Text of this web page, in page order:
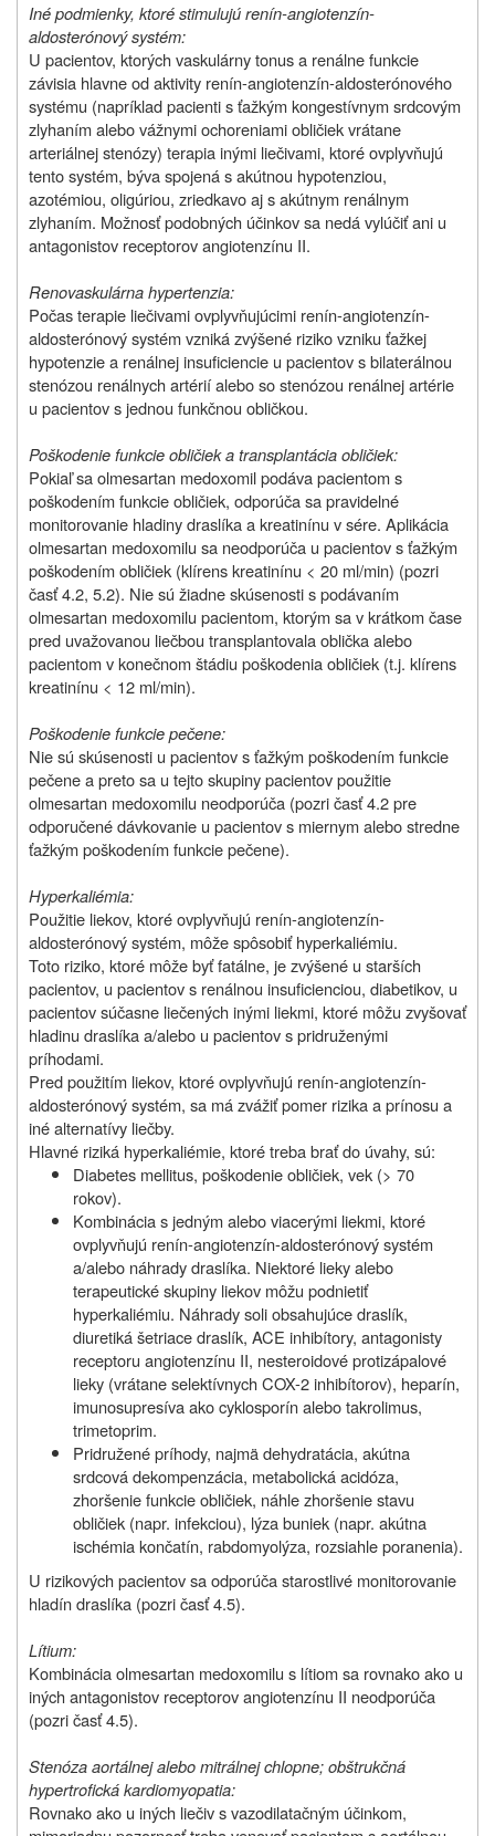
Iné podmienky, ktoré stimulujú renín-angiotenzín-
aldosterónový systém:
U pacientov, ktorých vaskulárny tonus a renálne funkcie
závisia hlavne od aktivity renín-angiotenzín-aldosterónového
systému (napríklad pacienti s ťažkým kongestívnym srdcovým
zlyhaním alebo vážnymi ochoreniami obličiek vrátane
arteriálnej stenózy) terapia inými liečivami, ktoré ovplyvňujú
tento systém, býva spojená s akútnou hypotenziou,
azotémiou, oligúriou, zriedkavo aj s akútnym renálnym
zlyhaním. Možnosť podobných účinkov sa nedá vylúčiť ani u
antagonistov receptorov angiotenzínu II.
Renovaskulárna hypertenzia:
Počas terapie liečivami ovplyvňujúcimi renín-angiotenzín-
aldosterónový systém vzniká zvýšené riziko vzniku ťažkej
hypotenzie a renálnej insuficiencie u pacientov s bilaterálnou
stenózou renálnych artérií alebo so stenózou renálnej artérie
u pacientov s jednou funkčnou obličkou.
Poškodenie funkcie obličiek a transplantácia obličiek:
Pokiaľ sa olmesartan medoxomil podáva pacientom s
poškodením funkcie obličiek, odporúča sa pravidelné
monitorovanie hladiny draslíka a kreatinínu v sére. Aplikácia
olmesartan medoxomilu sa neodporúča u pacientov s ťažkým
poškodením obličiek (klírens kreatinínu < 20 ml/min) (pozri
časť 4.2, 5.2). Nie sú žiadne skúsenosti s podávaním
olmesartan medoxomilu pacientom, ktorým sa v krátkom čase
pred uvažovanou liečbou transplantovala oblička alebo
pacientom v konečnom štádiu poškodenia obličiek (t.j. klírens
kreatinínu < 12 ml/min).
Poškodenie funkcie pečene:
Nie sú skúsenosti u pacientov s ťažkým poškodením funkcie
pečene a preto sa u tejto skupiny pacientov použitie
olmesartan medoxomilu neodporúča (pozri časť 4.2 pre
odporučené dávkovanie u pacientov s miernym alebo stredne
ťažkým poškodením funkcie pečene).
Hyperkaliémia:
Použitie liekov, ktoré ovplyvňujú renín-angiotenzín-
aldosterónový systém, môže spôsobiť hyperkaliémiu.
Toto riziko, ktoré môže byť fatálne, je zvýšené u starších
pacientov, u pacientov s renálnou insuficienciou, diabetikov, u
pacientov súčasne liečených inými liekmi, ktoré môžu zvyšovať
hladinu draslíka a/alebo u pacientov s pridruženými
príhodami.
Pred použitím liekov, ktoré ovplyvňujú renín-angiotenzín-
aldosterónový systém, sa má zvážiť pomer rizika a prínosu a
iné alternatívy liečby.
Hlavné riziká hyperkaliémie, ktoré treba brať do úvahy, sú:
Diabetes mellitus, poškodenie obličiek, vek (> 70
rokov).
Kombinácia s jedným alebo viacerými liekmi, ktoré
ovplyvňujú renín-angiotenzín-aldosterónový systém
a/alebo náhrady draslíka. Niektoré lieky alebo
terapeutické skupiny liekov môžu podnietiť
hyperkaliémiu. Náhrady soli obsahujúce draslík,
diuretiká šetriace draslík, ACE inhibítory, antagonisty
receptoru angiotenzínu II, nesteroidové protizápalové
lieky (vrátane selektívnych COX-2 inhibítorov), heparín,
imunosupresíva ako cyklosporín alebo takrolimus,
trimetoprim.
Pridružené príhody, najmä dehydratácia, akútna
srdcová dekompenzácia, metabolická acidóza,
zhoršenie funkcie obličiek, náhle zhoršenie stavu
obličiek (napr. infekciou), lýza buniek (napr. akútna
ischémia končatín, rabdomyolýza, rozsiahle poranenia).
U rizikových pacientov sa odporúča starostlivé monitorovanie
hladín draslíka (pozri časť 4.5).
Lítium:
Kombinácia olmesartan medoxomilu s lítiom sa rovnako ako u
iných antagonistov receptorov angiotenzínu II neodporúča
(pozri časť 4.5).
Stenóza aortálnej alebo mitrálnej chlopne; obštrukčná
hypertrofická kardiomyopatia:
Rovnako ako u iných liečiv s vazodilatačným účinkom,